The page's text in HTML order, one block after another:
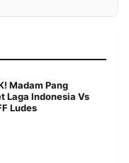
Madam Pang
Laga Indonesia Vs
Ludes